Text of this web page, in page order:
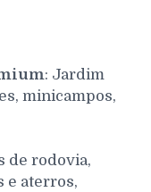
: Jardim
minicampos,
de rodovia,
e aterros,